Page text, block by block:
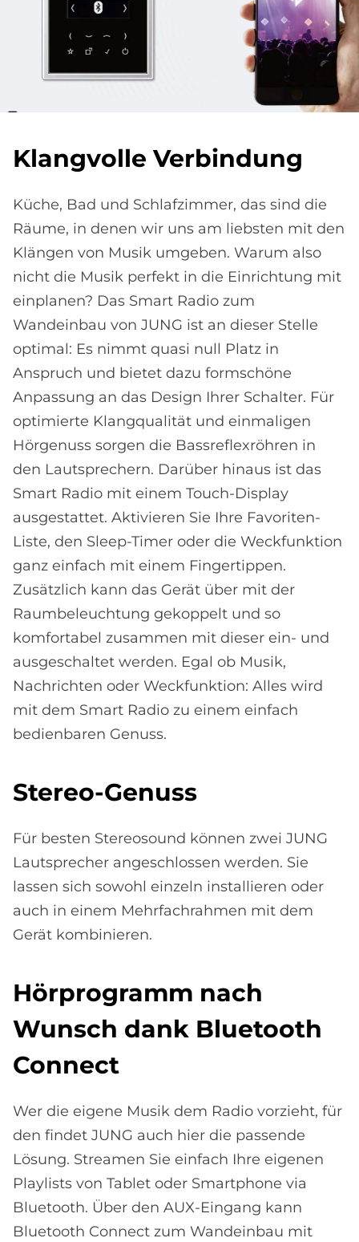
Klang­vol­le Ver­bin­dung
Küche, Bad und Schlafzimmer, das sind die
Räume, in denen wir uns am liebsten mit den
Klängen von Musik umgeben. Warum also
nicht die Musik perfekt in die Einrichtung mit
einplanen? Das Smart Radio zum
Wandeinbau von JUNG ist an dieser Stelle
optimal: Es nimmt quasi null Platz in
Anspruch und bietet dazu formschöne
Anpassung an das Design Ihrer Schalter. Für
optimierte Klangqualität und einmaligen
Hörgenuss sorgen die Bassreflexröhren in
den Lautsprechern. Darüber hinaus ist das
Smart Radio mit einem Touch-Display
ausgestattet. Aktivieren Sie Ihre Favoriten-
Liste, den Sleep-Timer oder die Weckfunktion
ganz einfach mit einem Fingertippen.
Zusätzlich kann das Gerät über mit der
Raumbeleuchtung gekoppelt und so
komfortabel zusammen mit dieser ein- und
ausgeschaltet werden. Egal ob Musik,
Nachrichten oder Weckfunktion: Alles wird
mit dem Smart Radio zu einem einfach
bedienbaren Genuss.
Ste­reo-Ge­nuss
Für besten Stereosound können zwei JUNG
Lautsprecher angeschlossen werden. Sie
lassen sich sowohl einzeln installieren oder
auch in einem Mehrfachrahmen mit dem
Gerät kombinieren.
Hör­pro­gramm nach
Wunsch dank Blue­tooth
Con­nect
Wer die eigene Musik dem Radio vorzieht, für
den findet JUNG auch hier die passende
Lösung. Streamen Sie einfach Ihre eigenen
Playlists von Tablet oder Smartphone via
Bluetooth. Über den AUX-Eingang kann
Bluetooth Connect zum Wandeinbau mit